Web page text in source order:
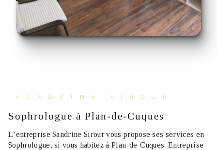
SANDRINE SIROUR
Sophrologue à Plan-de-Cuques
L’entrepriseSandrine Sirourvous propose ses services en
Sophrologue, si vous habitez à Plan-de-Cuques. Entreprise